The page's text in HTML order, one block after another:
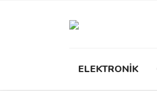
ELEKTRONİK